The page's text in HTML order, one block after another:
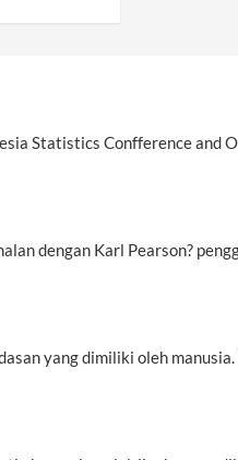
Statistics Confference and
dengan Karl Pearson?
yang dimiliki oleh